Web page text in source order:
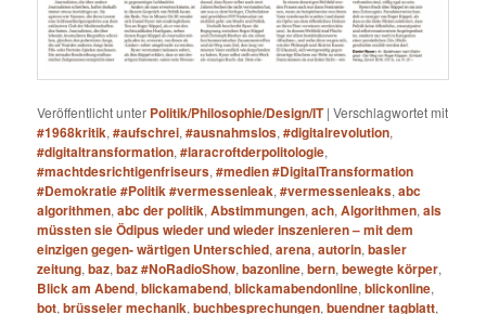
Veröffentlicht unter Politik/Philosophie/Design/IT |Verschlagwortet mit
#1968kritik,#aufschrei,#ausnahmslos,#digitalrevolution,
#digitaltransformation,#laracroftderpolitologie,
#machtdesrichtigenfriseurs,#medien #DigitalTransformation
#Demokratie #Politik #vermessenleak,#vermessenleaks,abc
algorithmen,abc der politik,Abstimmungen,ach,Algorithmen,als
müssten sie Ödipus wieder und wieder inszenieren – mit dem
einzigen gegen- wärtigen Unterschied,arena,autorin,basler
zeitung,baz,baz #NoRadioShow,bazonline,bern,bewegte körper,
Blick am Abend,blickamabend,blickamabendonline,blickonline,
bot,brüsseler mechanik,buchbesprechungen,buendner tagblatt,